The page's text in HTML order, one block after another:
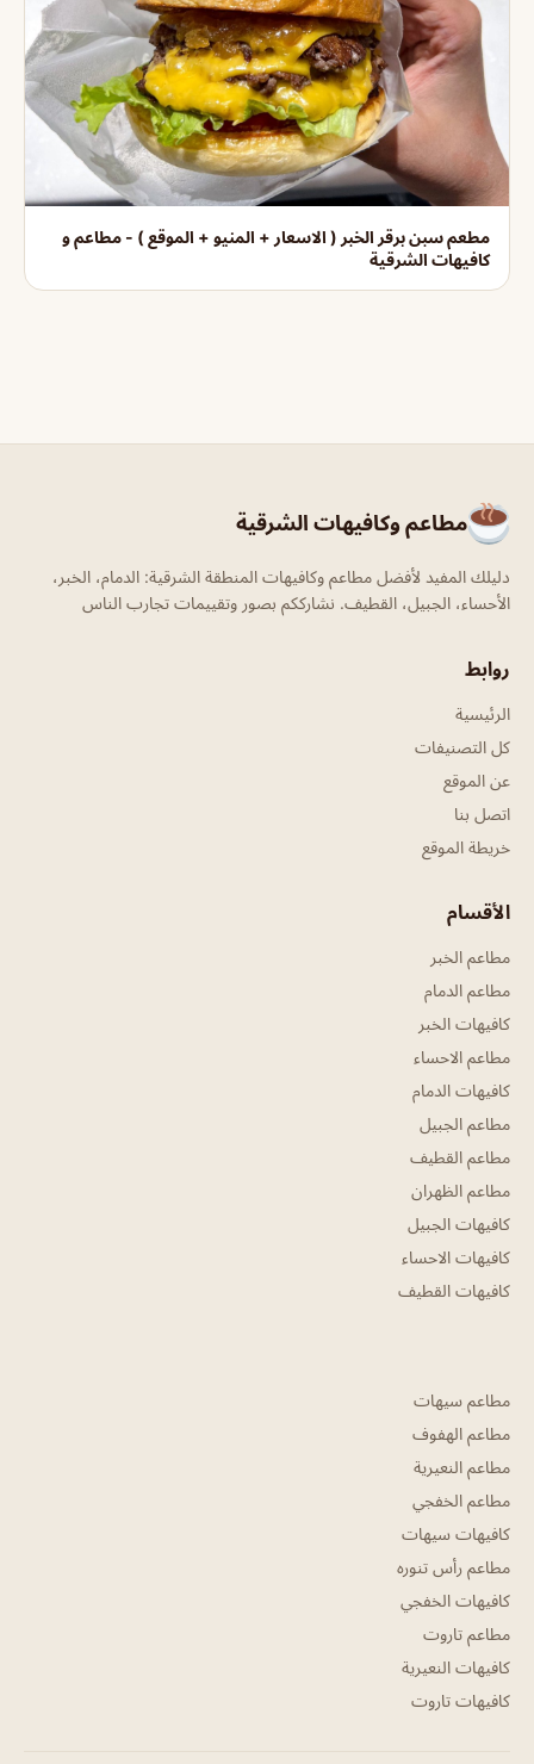
مطعم سبن برقر الخبر ( الاسعار + المنيو + الموقع ) - مطاعم و
كافيهات الشرقية
مطاعم وكافيهات الشرقية
دليلك المفيد لأفضل مطاعم وكافيهات المنطقة الشرقية: الدمام، الخبر،
الأحساء، الجبيل، القطيف. نشارككم بصور وتقييمات تجارب الناس
روابط
الرئيسية
كل التصنيفات
عن الموقع
اتصل بنا
خريطة الموقع
الأقسام
مطاعم الخبر
مطاعم الدمام
كافيهات الخبر
مطاعم الاحساء
كافيهات الدمام
مطاعم الجبيل
مطاعم القطيف
مطاعم الظهران
كافيهات الجبيل
كافيهات الاحساء
كافيهات القطيف
مطاعم سيهات
مطاعم الهفوف
مطاعم النعيرية
مطاعم الخفجي
كافيهات سيهات
مطاعم رأس تنوره
كافيهات الخفجي
مطاعم تاروت
كافيهات النعيرية
كافيهات تاروت